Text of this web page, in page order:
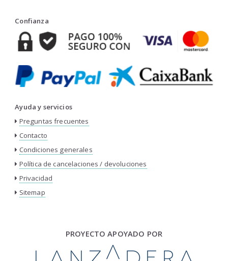
Confianza
Ayuda y servicios
Preguntas frecuentes
Contacto
Condiciones generales
Política de cancelaciones / devoluciones
Privacidad
Sitemap
PROYECTO APOYADO POR